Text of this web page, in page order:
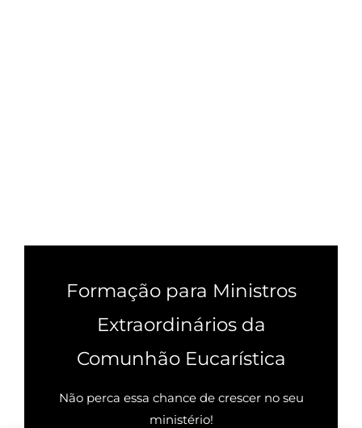
Formação para Ministros
Extraordinários da
Comunhão Eucarística
Não perca essa chance de crescer no seu
ministério!